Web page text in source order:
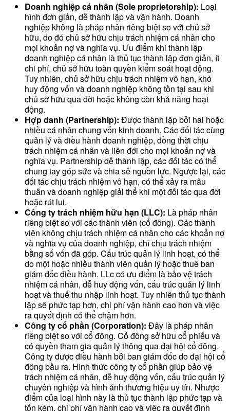
Doanh nghiệp cá nhân (Sole proprietorship): Loại
hình đơn giản, dễ thành lập và vận hành. Doanh
nghiệp không là pháp nhân riêng biệt so với chủ sở
hữu, do đó chủ sở hữu chịu trách nhiệm cá nhân cho
mọi khoản nợ và nghĩa vụ. Ưu điểm khi thành lập
doanh nghiệp cá nhân là thủ tục thành lập đơn giản, ít
chi phí, chủ sở hữu toàn quyền kiểm soát hoạt động.
Tuy nhiên, chủ sở hữu chịu trách nhiệm vô hạn, khó
huy động vốn và doanh nghiệp không tồn tại sau khi
chủ sở hữu qua đời hoặc không còn khả năng hoạt
động.
Hợp danh (Partnership): Được thành lập bởi hai hoặc
nhiều cá nhân chung vốn kinh doanh. Các đối tác cùng
quản lý và điều hành doanh nghiệp, đồng thời chịu
trách nhiệm cá nhân và liên đới cho mọi khoản nợ và
nghĩa vụ. Partnership dễ thành lập, các đối tác có thể
chung tay góp sức và chia sẻ nguồn lực. Ngược lại, các
đối tác chịu trách nhiệm vô hạn, có thể xảy ra mâu
thuẫn và doanh nghiệp giải thể khi một đối tác qua đời
hoặc rút lui.
Công ty trách nhiệm hữu hạn (LLC): Là pháp nhân
riêng biệt so với các thành viên (cổ đông). Các thành
viên không chịu trách nhiệm cá nhân cho các khoản nợ
và nghĩa vụ của doanh nghiệp, chỉ chịu trách nhiệm
bằng số vốn đã góp. Cấu trúc quản lý linh hoạt, có thể
do một hoặc nhiều thành viên quản lý hoặc thuê ban
giám đốc điều hành. LLc có ưu điểm là bảo vệ trách
nhiệm cá nhân, dễ huy động vốn, cấu trúc quản lý linh
hoạt và thuế thu nhập linh hoạt. Tuy nhiên thủ tục thành
lập sẽ phức tạp hơn, chi phí vận hành cao hơn và việc
ra quyết định có thể chậm hơn.
Công ty cổ phần (Corporation): Đây là pháp nhân
riêng biệt so với cổ đông. Cổ đông sở hữu cổ phiếu và
có quyền tham gia quản lý thông qua đại hội cổ đông.
Công ty được điều hành bởi ban giám đốc do đại hội cổ
đông bầu ra. Hình thức công ty cổ phần giúp bảo vệ
trách nhiệm cá nhân, dễ huy động vốn, cấu trúc quản lý
chuyên nghiệp và hình ảnh thương hiệu uy tín. Nhược
điểm của loại hình này là thủ tục thành lập phức tạp và
tốn kém, chi phí vận hành cao và việc ra quyết định